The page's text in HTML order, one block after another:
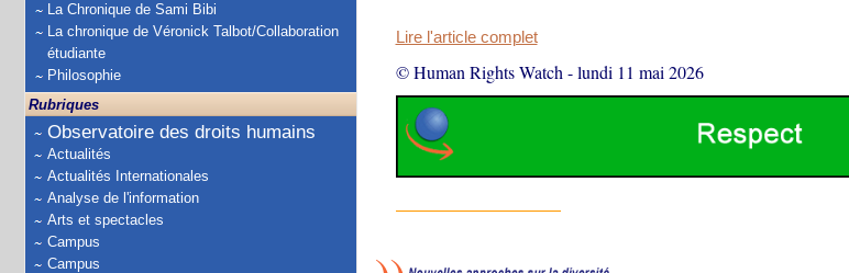
La Chronique de Sami Bibi
La chronique de Véronick Talbot/Collaboration
étudiante
Philosophie
Rubriques
Observatoire des droits humains
Actualités
Actualités Internationales
Analyse de l'information
Arts et spectacles
Campus
Campus
Lire l'article complet
© Human Rights Watch -lundi 11 mai 2026